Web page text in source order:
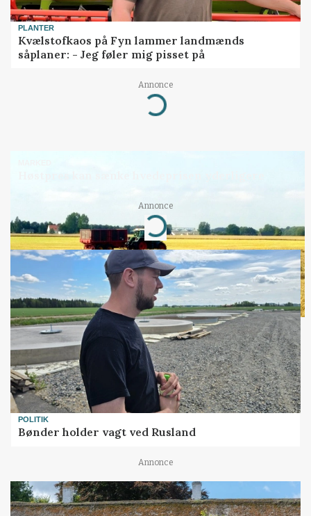
PLANTER
Kvælstofkaos på Fyn lammer landmænds
såplaner: - Jeg føler mig pisset på
Annonce
Loading...
Annonce
Loading...
POLITIK
Bønder holder vagt ved Rusland
Annonce